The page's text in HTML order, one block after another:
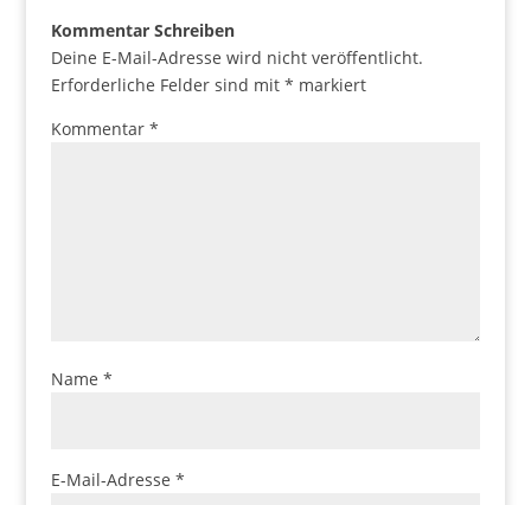
Kommentar Schreiben
Deine E-Mail-Adresse wird nicht veröffentlicht.
Erforderliche Felder sind mit * markiert
Kommentar *
Name *
E-Mail-Adresse *